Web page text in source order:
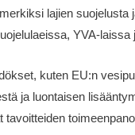
lajien
YVA-laissa
kuten EU:n
ja luontaisen
tavoitteiden